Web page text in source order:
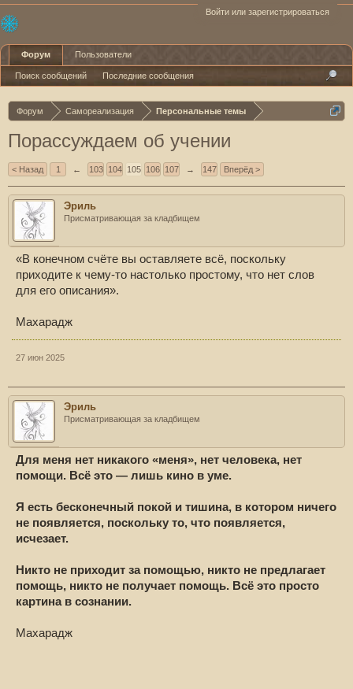
Войти или зарегистрироваться
Форум Самореализация Персональные темы
Порассуждаем об учении
< Назад 1 ← 103 104 105 106 107 → 147 Вперёд >
Эриль
Присматривающая за кладбищем
«В конечном счёте вы оставляете всё, поскольку
приходите к чему-то настолько простому, что нет слов
для его описания».
Махарадж
27 июн 2025
Эриль
Присматривающая за кладбищем
Для меня нет никакого «меня», нет человека, нет
помощи. Всё это — лишь кино в уме.
Я есть бесконечный покой и тишина, в котором ничего
не появляется, поскольку то, что появляется,
исчезает.
Никто не приходит за помощью, никто не предлагает
помощь, никто не получает помощь. Всё это просто
картина в сознании.
Махарадж
Форум
Поиск сообщений Последние сообщения
Пользователи